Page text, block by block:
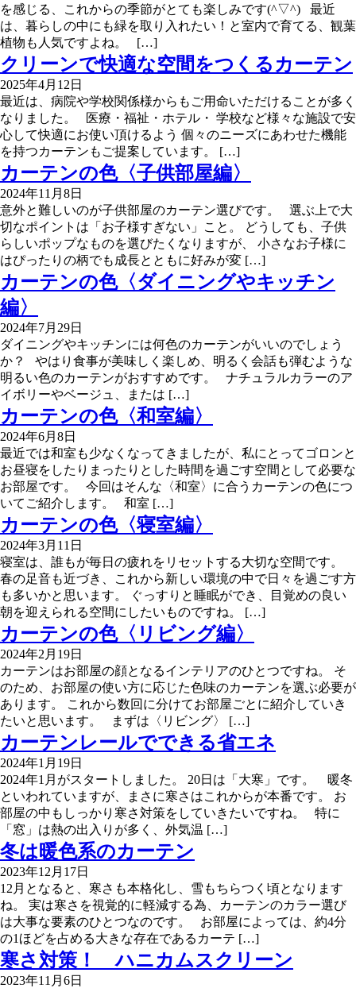
を感じる、これからの季節がとても楽しみです(^▽^) 最近
は、暮らしの中にも緑を取り入れたい！と室内で育てる、観葉
植物も人気ですよね。 […]
クリーンで快適な空間をつくるカーテン
2025年4月12日
最近は、病院や学校関係様からもご用命いただけることが多く
なりました。 医療・福祉・ホテル・ 学校など様々な施設で安
心して快適にお使い頂けるよう 個々のニーズにあわせた機能
を持つカーテンもご提案しています。 […]
カーテンの色〈子供部屋編〉
2024年11月8日
意外と難しいのが子供部屋のカーテン選びです。 選ぶ上で大
切なポイントは「お子様すぎない」こと。 どうしても、子供
らしいポップなものを選びたくなりますが、 小さなお子様に
はぴったりの柄でも成長とともに好みが変 […]
カーテンの色〈ダイニングやキッチン
編〉
2024年7月29日
ダイニングやキッチンには何色のカーテンがいいのでしょう
か？ やはり食事が美味しく楽しめ、明るく会話も弾むような
明るい色のカーテンがおすすめです。 ナチュラルカラーのア
イボリーやベージュ、または […]
カーテンの色〈和室編〉
2024年6月8日
最近では和室も少なくなってきましたが、私にとってゴロンと
お昼寝をしたりまったりとした時間を過ごす空間として必要な
お部屋です。 今回はそんな〈和室〉に合うカーテンの色につ
いてご紹介します。 和室 […]
カーテンの色〈寝室編〉
2024年3月11日
寝室は、誰もが毎日の疲れをリセットする大切な空間です。
春の足音も近づき、これから新しい環境の中で日々を過ごす方
も多いかと思います。 ぐっすりと睡眠ができ、目覚めの良い
朝を迎えられる空間にしたいものですね。 […]
カーテンの色〈リビング編〉
2024年2月19日
カーテンはお部屋の顔となるインテリアのひとつですね。 そ
のため、お部屋の使い方に応じた色味のカーテンを選ぶ必要が
あります。 これから数回に分けてお部屋ごとに紹介していき
たいと思います。 まずは〈リビング〉 […]
カーテンレールでできる省エネ
2024年1月19日
2024年1月がスタートしました。 20日は「大寒」です。 暖冬
といわれていますが、まさに寒さはこれからが本番です。 お
部屋の中もしっかり寒さ対策をしていきたいですね。 特に
「窓」は熱の出入りが多く、外気温 […]
冬は暖色系のカーテン
2023年12月17日
12月となると、寒さも本格化し、雪もちらつく頃となります
ね。 実は寒さを視覚的に軽減する為、カーテンのカラー選び
は大事な要素のひとつなのです。 お部屋によっては、約4分
の1ほどを占める大きな存在であるカーテ […]
寒さ対策！ ハニカムスクリーン
2023年11月6日